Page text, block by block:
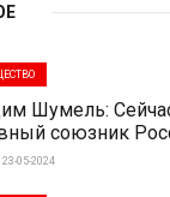
Шумель:
союзник
23-05-2024